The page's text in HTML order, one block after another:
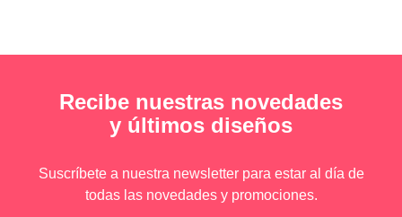
Recibe nuestras novedades
y últimos diseños
Suscríbete a nuestra newsletter para estar al día de
todas las novedades y promociones.